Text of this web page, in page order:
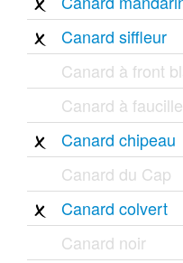
Canard siffleur
Canard à front
Canard à
Canard chipeau
Canard du Cap
Canard colvert
Canard noir